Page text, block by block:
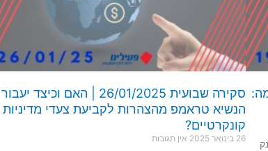
סקירה שבועית 26/01/2025 | האם וכיצד יעבור
הנשיא טראמפ מהצהרות לקביעת צעדי מדיניות
קונקרטיים?
26 בינואר 2025 אין תגובות